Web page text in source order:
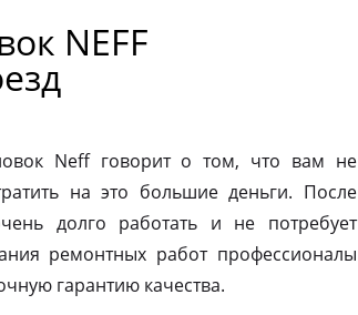
NEFF
Neff говорит о том, что вам не
на это большие деньги. После
долго работать и не потребует
ремонтных работ профессионалы
гарантию качества.